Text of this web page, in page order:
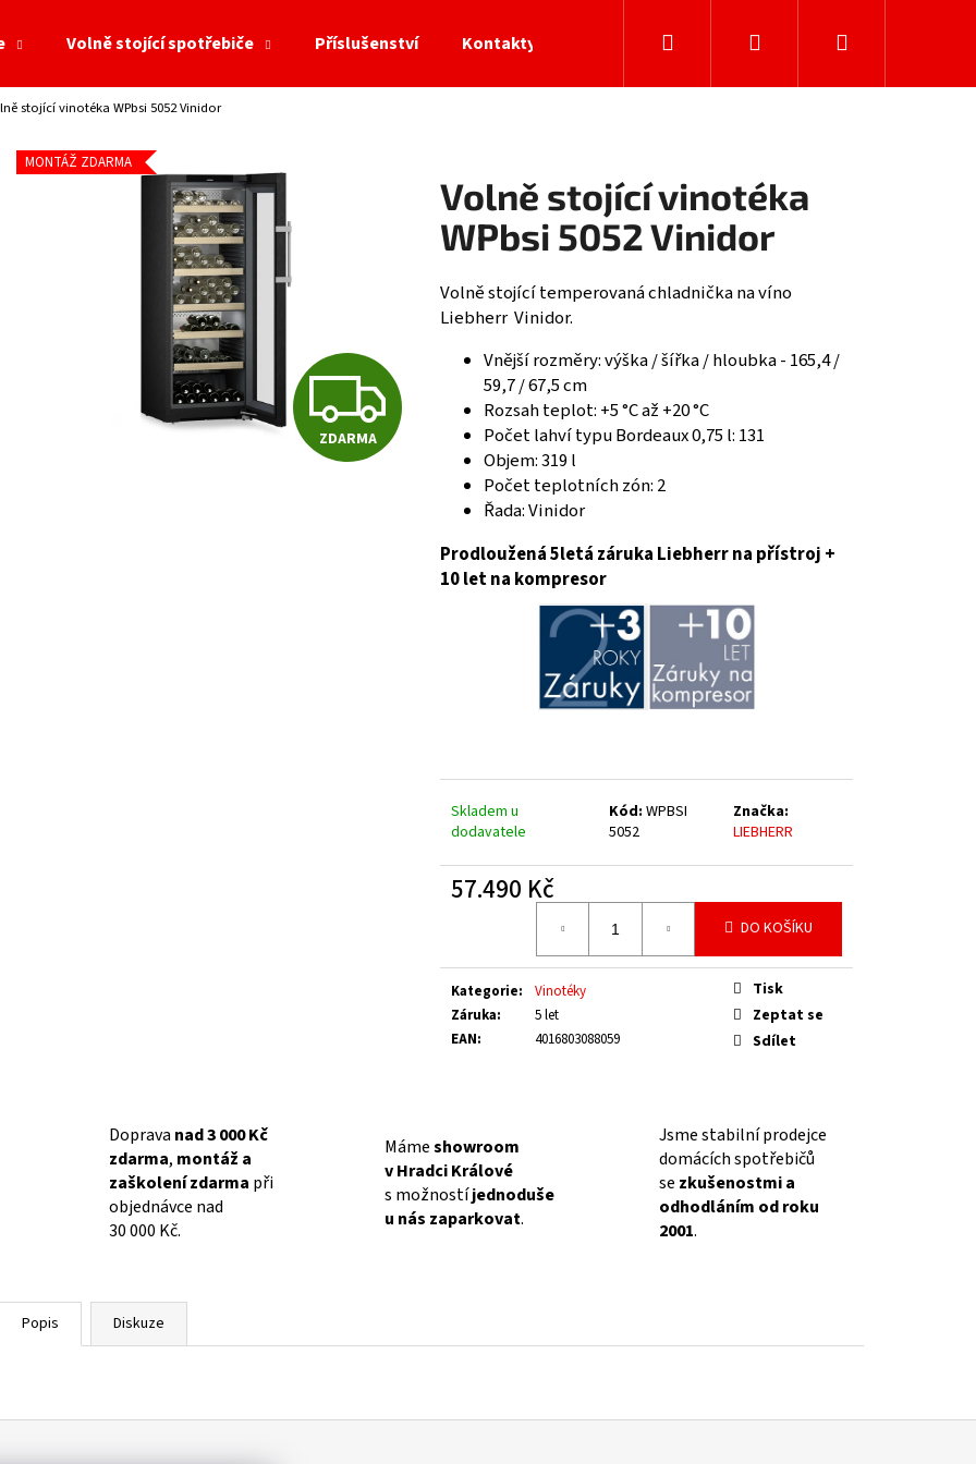
Volně stojící spotřebiče Příslušenství Kontakty Hledat PřihlášeníNákupní
stojící vinotéka WPbsi 5052 Vinidor
Volně stojící vinotéka
WPbsi 5052 Vinidor
Volně stojící temperovaná chladnička na víno
Liebherr Vinidor.
Vnější rozměry: výška / šířka / hloubka - 165,4 /
59,7 / 67,5 cm
Rozsah teplot: +5 °C až +20 °C
Počet lahví typu Bordeaux 0,75 l: 131
Objem: 319 l
Počet teplotních zón: 2
Řada: Vinidor
Prodloužená 5letá záruka Liebherr na přístroj +
10 let na kompresor
Skladem u
dodavatele
Kód: WPBSI
5052
Značka:
LIEBHERR
57.490 Kč
DO KOŠÍKU
Kategorie:
Vinotéky
Záruka:
5 let
EAN: 4016803088059
Tisk
Zeptat se
Sdílet
MONTÁŽ ZDARMA
Z
D
ZDARMA
Doprava nad 3 000 Kč
zdarma, montáž a
zaškolení zdarma při
objednávce nad
30 000 Kč.
Mámeshowroom
v Hradci Králové
s možnostíjednoduše
u nás zaparkovat.
Jsme stabilní prodejce
domácích spotřebičů
se zkušenostmi a
odhodláním od roku
2001.
Popis Diskuze
Co potřebujete najít?
Doporučujeme